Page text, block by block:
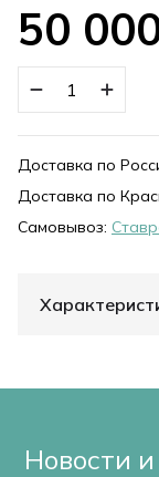
50
Доставка по
Доставка по
Самовывоз:
Новости